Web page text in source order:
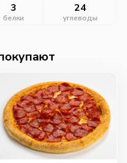
3
белки
24
углеводы